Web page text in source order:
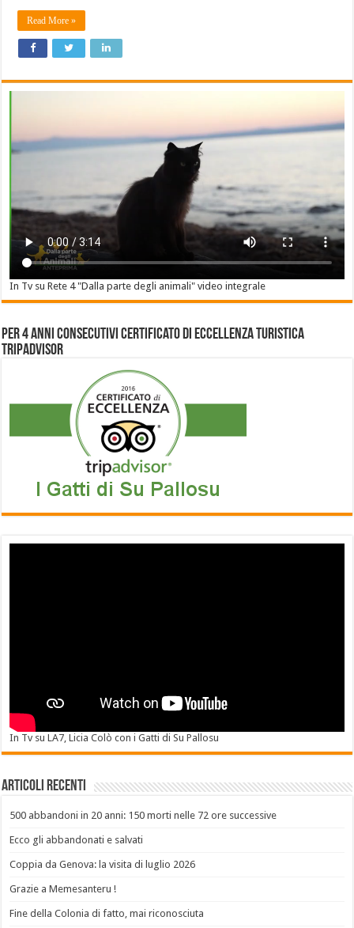
Read More »
In Tv su Rete 4 "Dalla parte degli animali" video integrale
Per 4 anni consecutivi Certificato di Eccellenza Turistica
Tripadvisor
In Tv su LA7, Licia Colò con i Gatti di Su Pallosu
Articoli recenti
500 abbandoni in 20 anni: 150 morti nelle 72 ore successive
Ecco gli abbandonati e salvati
Coppia da Genova: la visita di luglio 2026
Grazie a Memesanteru !
Fine della Colonia di fatto, mai riconosciuta